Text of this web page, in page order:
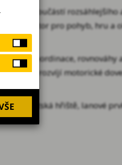
je součástí rozsáhlejšího
prostor pro pohyb, hru a
koordinace, rovnováhy
rozvíjí motorické
další dětská hřiště, lanové